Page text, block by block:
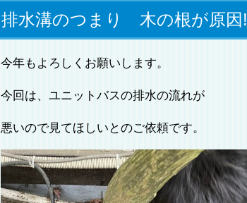
排水溝のつまり 木の根が原因!
今年もよろしくお願いします。
今回は、ユニットバスの排水の流れが
悪いので見てほしいとのご依頼です。